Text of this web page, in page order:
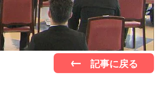
記事に戻る